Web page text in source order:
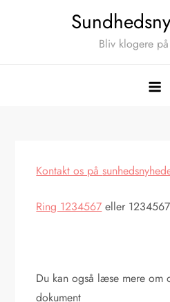
Bliv klogere
Kontakt os på
Ring 1234567 eller
Du kan også læse mere om
dokument